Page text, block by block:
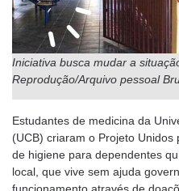
Iniciativa busca mudar a
Reprodução/Arquivo pessoal
Estudantes de medicina da
(UCB) criaram o Projeto
de higiene para dependentes
local, que vive sem ajuda